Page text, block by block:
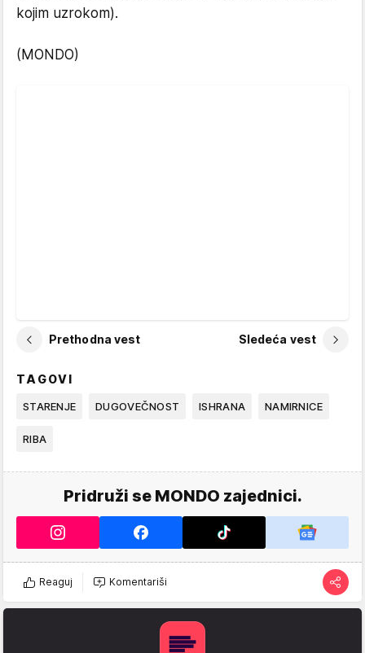
kojim uzrokom).
(MONDO)
Prethodna vest Sledeća vest
TAGOVI
STARENJE DUGOVEČNOST ISHRANA NAMIRNICE
RIBA
Pridruži se MONDO zajednici.
Reaguj Komentariši